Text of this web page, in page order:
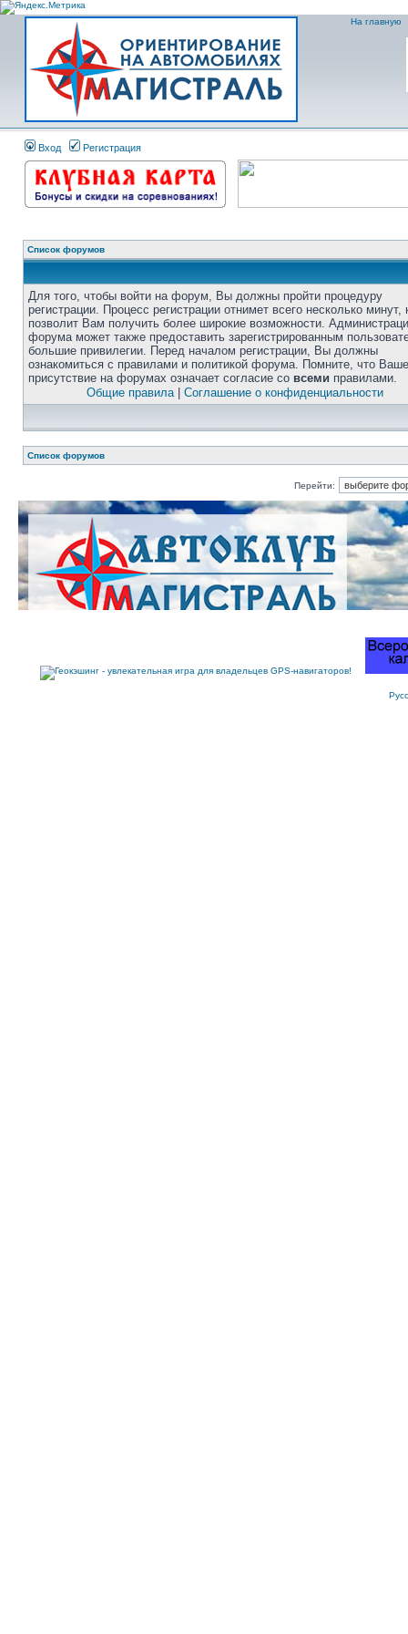
На главную
Вход Регистрация
Список форумов
Для того, чтобы войти на форум, Вы должны пройти процедуру
регистрации. Процесс регистрации отнимет всего несколько минут,
позволит Вам получить более широкие возможности.
форума может также предоставить зарегистрированным
большие привилегии. Перед началом регистрации, Вы должны
ознакомиться с правилами и политикой форума. Помните, что Ваше
присутствие на форумах означает согласие со всеми правилами.
Общие правила| Соглашение о конфиденциальности
Список форумов
Перейти: